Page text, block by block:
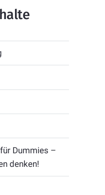
Dummies –
denken!